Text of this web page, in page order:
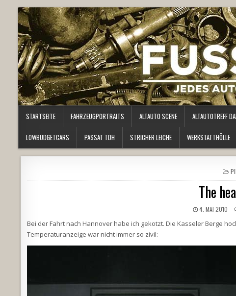
STARTSEITE FAHRZEUGPORTRAITS ALTAUTO SCENE ALTAUTOTREFF
LOWBUDGETCARS PASSAT TDH STRICHER LEICHE WERKSTATTHÖLLE
IN
The
4. MAI 2010
Bei der Fahrt nach Hannover habe ich gekotzt. Die Kasseler Berge
Temperaturanzeige war nicht immer so zivil: